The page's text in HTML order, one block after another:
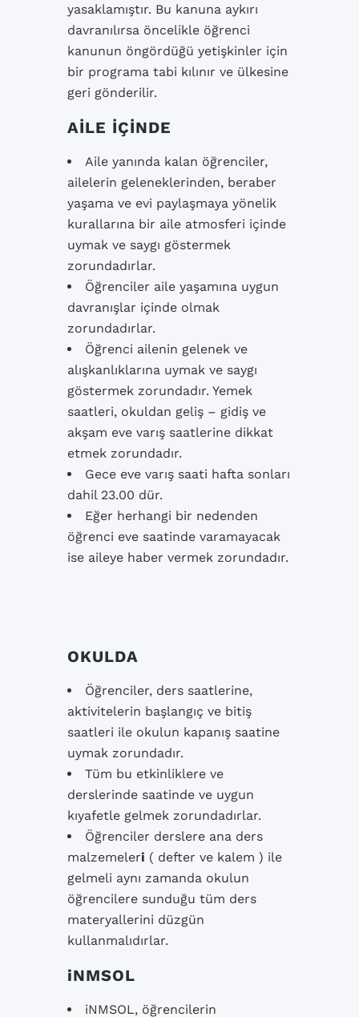
yasaklamıştır. Bu kanuna aykırı
davranılırsa öncelikle öğrenci
kanunun öngördüğü yetişkinler için
bir programa tabi kılınır ve ülkesine
geri gönderilir.
AİLE İÇİNDE
Aile yanında kalan öğrenciler,
ailelerin geleneklerinden, beraber
yaşama ve evi paylaşmaya yönelik
kurallarına bir aile atmosferi içinde
uymak ve saygı göstermek
zorundadırlar.
Öğrenciler aile yaşamına uygun
davranışlar içinde olmak
zorundadırlar.
Öğrenci ailenin gelenek ve
alışkanlıklarına uymak ve saygı
göstermek zorundadır. Yemek
saatleri, okuldan geliş – gidiş ve
akşam eve varış saatlerine dikkat
etmek zorundadır.
Gece eve varış saati hafta sonları
dahil 23.00 dür.
Eğer herhangi bir nedenden
öğrenci eve saatinde varamayacak
ise aileye haber vermek zorundadır.
OKULDA
Öğrenciler, ders saatlerine,
aktivitelerin başlangıç ve bitiş
saatleri ile okulun kapanış saatine
uymak zorundadır.
Tüm bu etkinliklere ve
derslerinde saatinde ve uygun
kıyafetle gelmek zorundadırlar.
Öğrenciler derslere ana ders
malzemeleri ( defter ve kalem ) ile
gelmeli aynı zamanda okulun
öğrencilere sunduğu tüm ders
materyallerini düzgün
kullanmalıdırlar.
iNMSOL
iNMSOL, öğrencilerin